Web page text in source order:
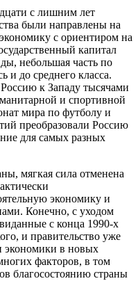
с лишним лет
были направлены на
с ориентиром на
капитал
небольшая часть по
и до среднего класса.
к Западу тысячами
и спортивной
мира по футболу и
преобразовали Россию
для самых разных
мягкая сила отменена
экономику и
Конечно, с уходом
с конца 1990-х
и правительство уже
экономики в новых
факторов, в том
благосостоянию страны